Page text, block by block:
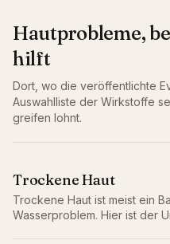
Hautprobleme,
hilft
Dort, wo die veröffentlichte
Auswahlliste der Wirkstoffe
greifen lohnt.
Trockene Haut
Trockene Haut ist meist ein
Wasserproblem. Hier ist der